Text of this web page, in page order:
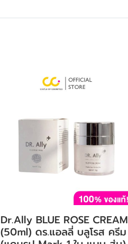
Dr.Ally BLUE ROSE CREAM
(50ml) ดร.แอลลี่ บลูโรส ครีม